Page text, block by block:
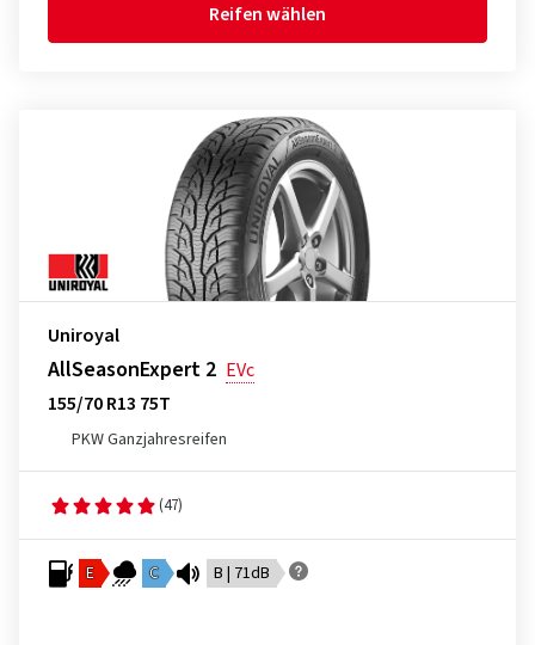
Reifen wählen
Uniroyal
AllSeasonExpert 2 EVc
155/70 R13 75T
PKW Ganzjahresreifen
(47)
E C B | 71dB